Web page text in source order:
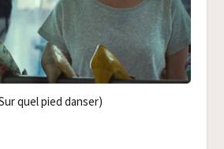
quel pied danser)